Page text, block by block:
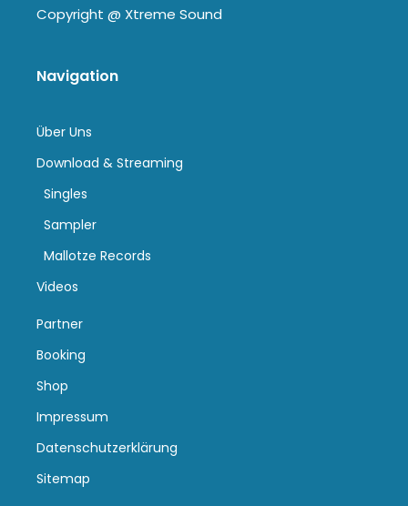
Copyright @ Xtreme Sound
Navigation
Über Uns
Download & Streaming
Singles
Sampler
Mallotze Records
Videos
Partner
Booking
Shop
Impressum
Datenschutzerklärung
Sitemap